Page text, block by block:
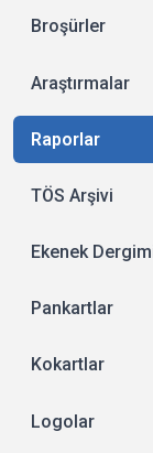
Broşürler
Araştırmalar
Raporlar
TÖS Arşivi
Ekenek
Pankartlar
Kokartlar
Logolar